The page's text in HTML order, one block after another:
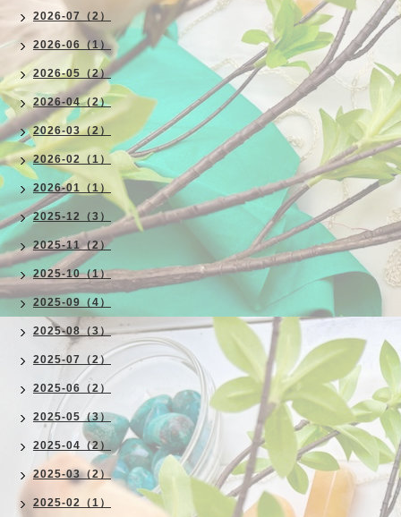
2026-07（2）
2026-06（1）
2026-05（2）
2026-04（2）
2026-03（2）
2026-02（1）
2026-01（1）
2025-12（3）
2025-11（2）
2025-10（1）
2025-09（4）
2025-08（3）
2025-07（2）
2025-06（2）
2025-05（3）
2025-04（2）
2025-03（2）
2025-02（1）